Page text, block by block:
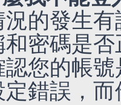
況的發生
和密碼是
認您的帳
定錯誤，